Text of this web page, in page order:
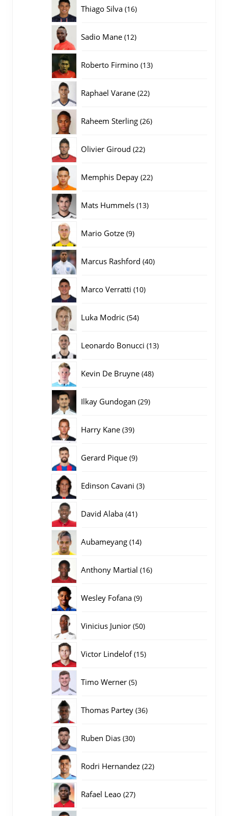
Thiago Silva 1616
Sadio Mane 1212
Roberto Firmino 1313
Raphael Varane 2222
Raheem Sterling 2626
Olivier Giroud 2222
Memphis Depay 2222
Mats Hummels 1313
Mario Gotze 99
Marcus Rashford 4040
Marco Verratti 1010
Luka Modric 5454
Leonardo Bonucci 1313
Kevin De Bruyne 4848
Ilkay Gundogan 2929
Harry Kane 3939
Gerard Pique 99
Edinson Cavani 33
David Alaba 4141
Aubameyang 1414
Anthony Martial 1616
Wesley Fofana 99
Vinicius Junior 5050
Victor Lindelof 1515
Timo Werner 55
Thomas Partey 3636
Ruben Dias 3030
Rodri Hernandez 2222
Rafael Leao 2727